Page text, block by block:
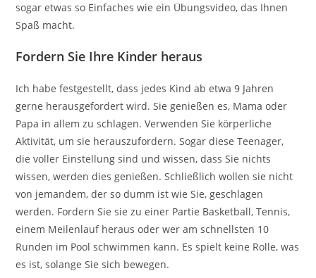
sogar etwas so Einfaches wie ein Übungsvideo, das Ihnen
Spaß macht.
Fordern Sie Ihre Kinder heraus
Ich habe festgestellt, dass jedes Kind ab etwa 9 Jahren
gerne herausgefordert wird. Sie genießen es, Mama oder
Papa in allem zu schlagen. Verwenden Sie körperliche
Aktivität, um sie herauszufordern. Sogar diese Teenager,
die voller Einstellung sind und wissen, dass Sie nichts
wissen, werden dies genießen. Schließlich wollen sie nicht
von jemandem, der so dumm ist wie Sie, geschlagen
werden. Fordern Sie sie zu einer Partie Basketball, Tennis,
einem Meilenlauf heraus oder wer am schnellsten 10
Runden im Pool schwimmen kann. Es spielt keine Rolle, was
es ist, solange Sie sich bewegen.